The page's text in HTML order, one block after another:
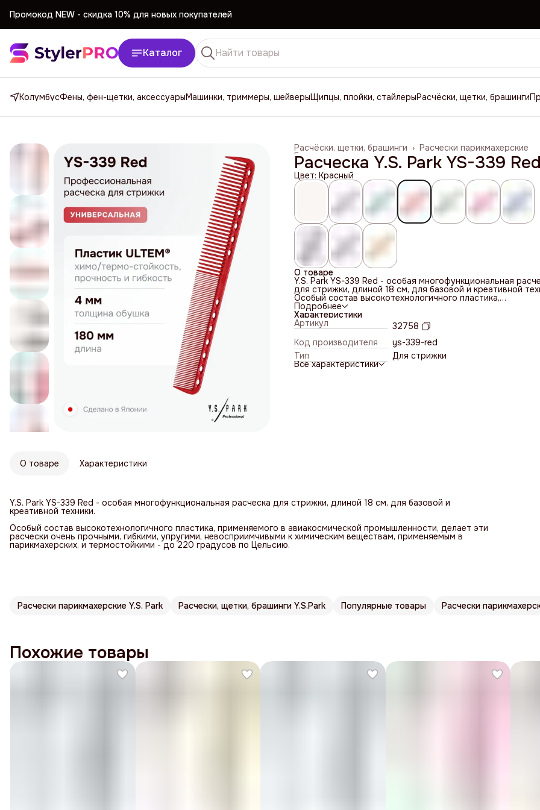
Промокод NEW - cкидка 10% для новых покупателей
Промокод NEW - cкидка 10% для новых покупателей
Каталог
КолумбусФены, фен-щетки, аксессуарыМашинки, триммеры, шейверыЩипцы, плойки, стайлерыРасчёски, щетки, брашинги
Расчески парикмахерские
Расчёски, щетки, брашинги ›
Главная
Расческа Y.S. Park YS-339 Red
Цвет: Красный
О товаре
Y.S. Park YS-339 Red - особая многофункциональная
для стрижки, длиной 18 см, для базовой и креативной
Особый состав высокотехнологичного пластика,
применяемого в авиакосмической промышленности,
эти расчески очень прочными, гибкими, упругими,
невосприимчивыми к химическим веществам,
парикмахерских, и термостойкими - до 220 градусов по
Цельсию.
Подробнее
Характеристики
Артикул
32758
Код производителя
ys-339-red
Тип
Для стрижки
Все характеристики
О товаре Характеристики
Y.S. Park YS-339 Red - особая многофункциональная расческа для стрижки, длиной 18 см, для базовой и
креативной техники.
Особый состав высокотехнологичного пластика, применяемого в авиакосмической промышленности, делает эти
расчески очень прочными, гибкими, упругими, невосприимчивыми к химическим веществам, применяемым в
парикмахерских, и термостойкими - до 220 градусов по Цельсию.
Расчески парикмахерские Y.S. Park Расчески, щетки, брашинги Y.S.Park Популярные товары Расчески
Похожие товары